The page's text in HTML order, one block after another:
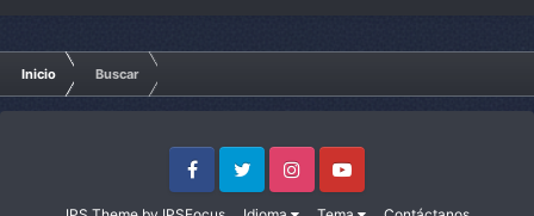
Inicio Buscar
FacebookTwitter InstagramYoutube